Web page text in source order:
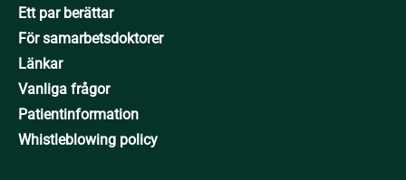
Ett par berättar
För samarbetsdoktorer
Länkar
Vanliga frågor
Patientinformation
Whistleblowing policy